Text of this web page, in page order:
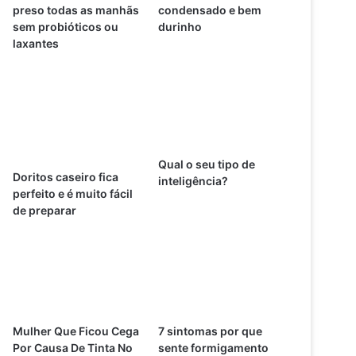
preso todas as manhãs
sem probióticos ou
laxantes
condensado e bem
durinho
Doritos caseiro fica
perfeito e é muito fácil
de preparar
Qual o seu tipo de
inteligência?
Mulher Que Ficou Cega
Por Causa De Tinta No
7 sintomas por que
sente formigamento